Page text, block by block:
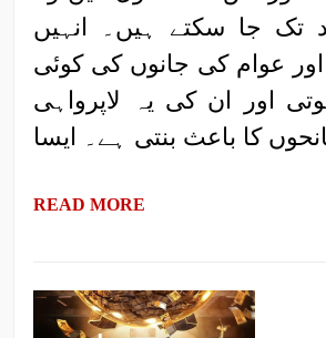
جا سکتے ہیں۔ انہیں
عوام کی جانوں کی کوئی
اور ان کی یہ لاپرواہی
کا باعث بنتی ہے۔ ایسا
READ MORE